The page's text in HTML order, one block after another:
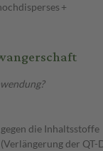
+
die Inhaltsstoffe
der